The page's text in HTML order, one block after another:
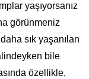
yaşıyorsanız
görünmeniz
sık yaşanılan
bile
özellikle,